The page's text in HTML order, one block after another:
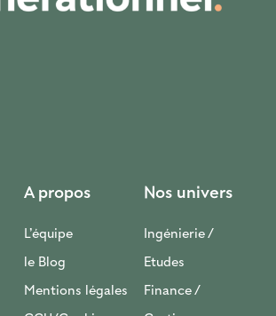
A propos
L’équipe
le Blog
Mentions légales
Nos univers
Ingénierie /
Etudes
Finance /